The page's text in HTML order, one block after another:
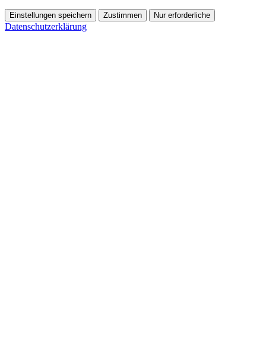
Einstellungen speichern Zustimmen Nur erforderliche
Datenschutzerklärung